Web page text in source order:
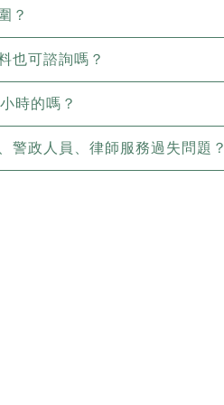
？
也可諮詢嗎？
時的嗎？
警政人員、律師服務過失問題？